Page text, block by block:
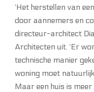
‘Het herstellen van
door aannemers en
directeur-architect
Architecten uit. ‘Er
technische manier
woning moet
Maar een huis is